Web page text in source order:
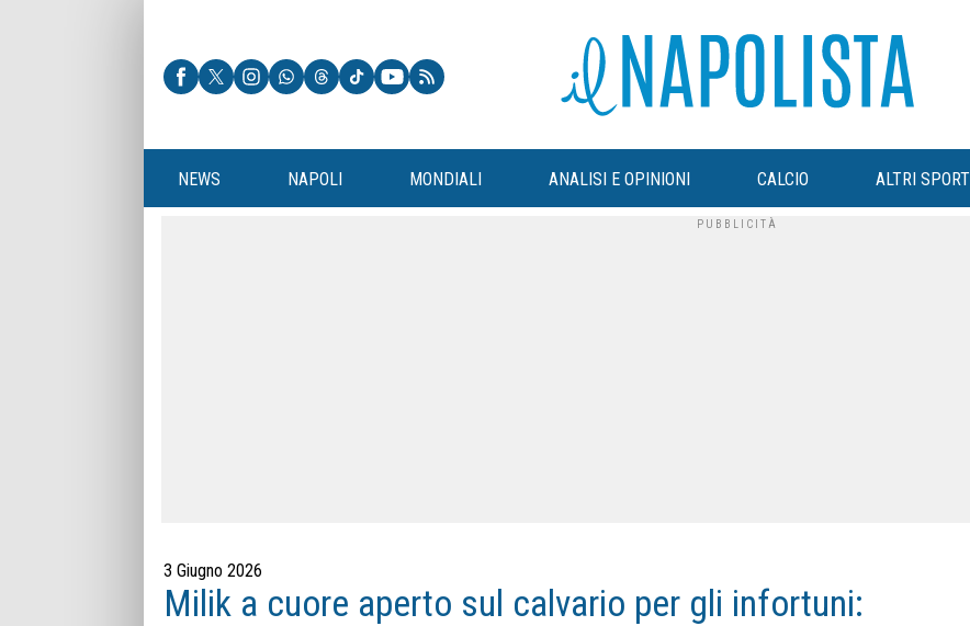
NEWS NAPOLI MONDIALI ANALISI E OPINIONI CALCIO ALTRI SPORT
3 Giugno 2026
Milik a cuore aperto sul calvario per gli infortuni: